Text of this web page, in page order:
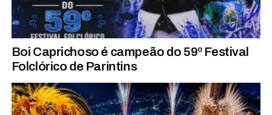
Boi Caprichoso é campeão do 59º Festival
Folclórico de Parintins